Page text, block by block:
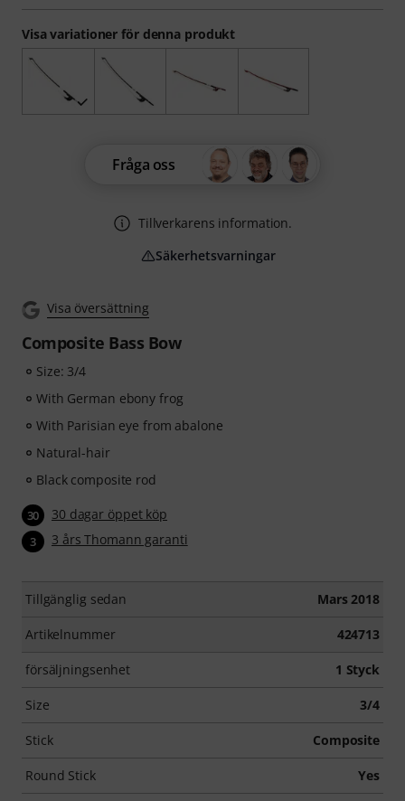
Visa översättning
Composite Bass Bow
Size: 3/4
With German ebony frog
With Parisian eye from abalone
Natural-hair
Black composite rod
30 30 dagar öppet köp
3 3 års Thomann garanti
Tillgänglig sedan Mars 2018
Artikelnummer 424713
försäljningsenhet 1 Styck
Size 3/4
Stick Composite
Round Stick Yes
Visa variationer för denna produkt
Fråga oss
Tillverkarens information.
Säkerhetsvarningar